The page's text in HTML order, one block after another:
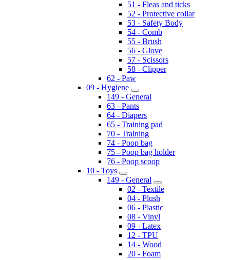
51 - Fleas and ticks
52 - Protective collar
53 - Safety Body
54 - Comb
55 - Brush
56 - Glove
57 - Scissors
58 - Clipper
62 - Paw
09 - Hygiene
149 - General
63 - Pants
64 - Diapers
65 - Training pad
70 - Training
74 - Poop bag
75 - Poop bag holder
76 - Poop scoop
10 - Toys
149 - General
02 - Textile
04 - Plush
06 - Plastic
08 - Vinyl
09 - Latex
12 - TPU
14 - Wood
20 - Foam